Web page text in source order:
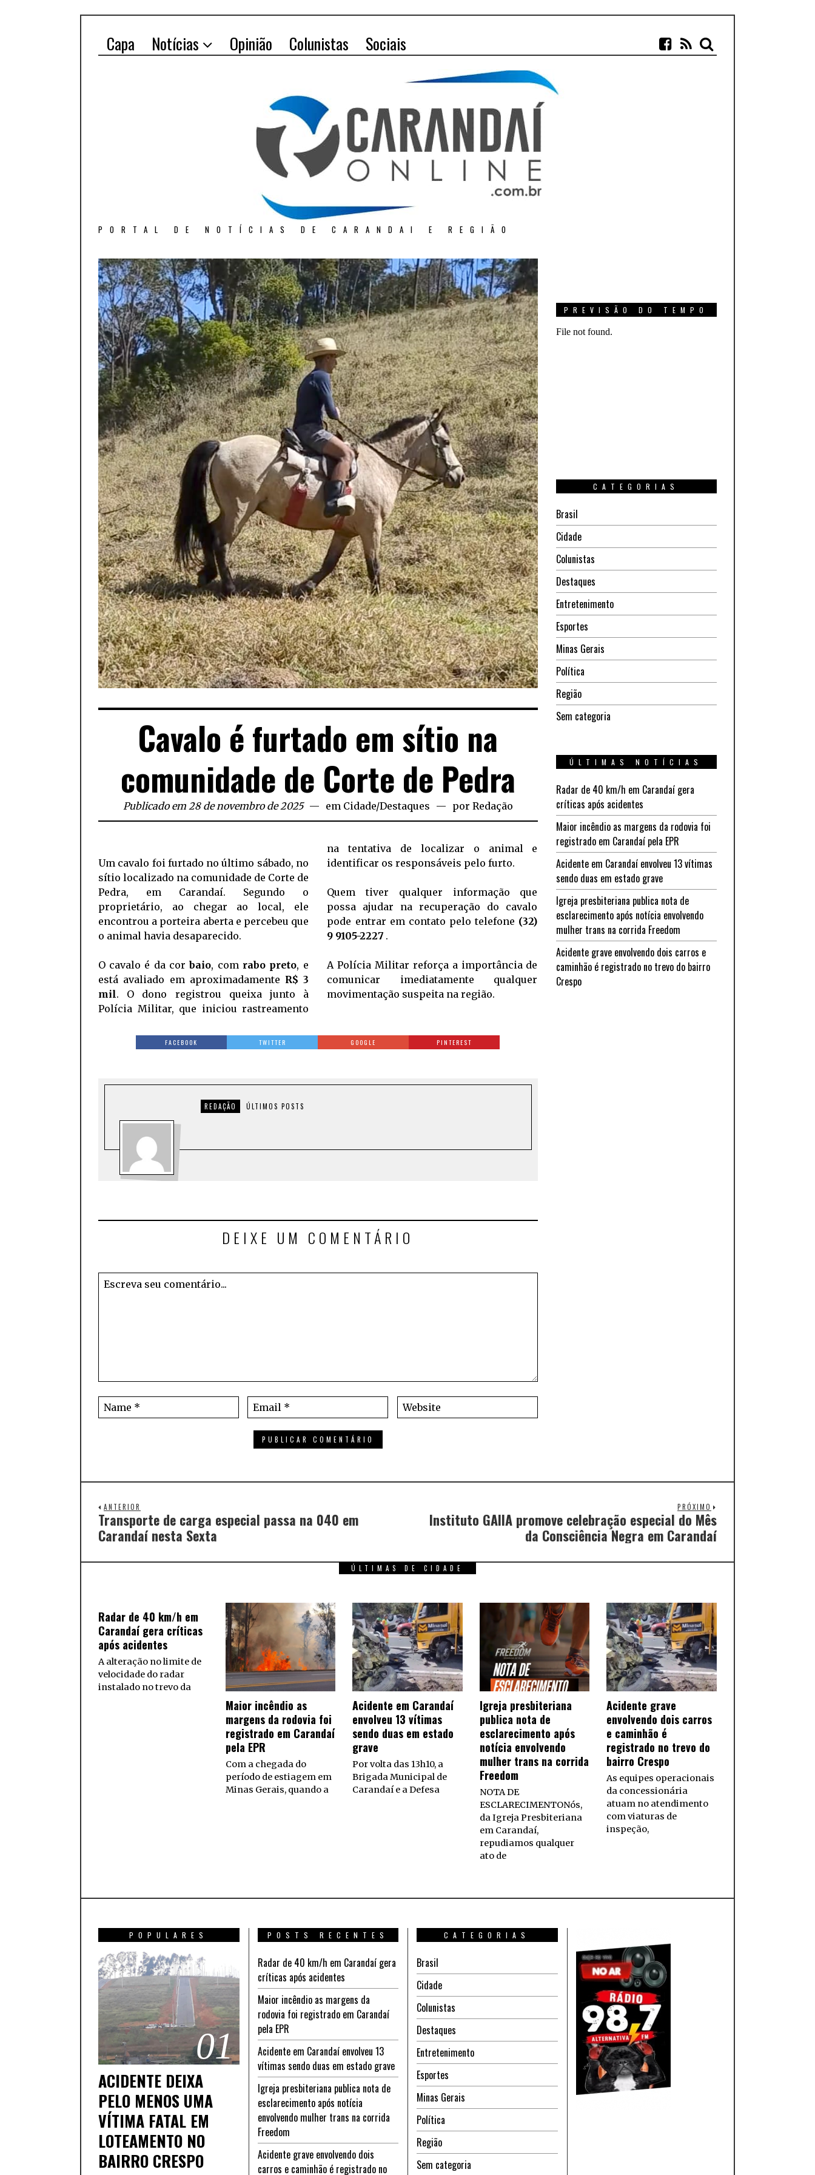
Capa Notícias Opinião Colunistas Sociais
PORTAL DE NOTÍCIAS DE CARANDAI E REGIÃO
Cavalo é furtado em sítio na
comunidade de Corte de Pedra
Publicado em 28 de novembro de 2025 em Cidade/Destaques por Redação
Um cavalo foi furtado no último sábado, no
sítio localizado na comunidade de Corte de
Pedra, em Carandaí. Segundo o
proprietário, ao chegar ao local, ele
encontrou a porteira aberta e percebeu que
o animal havia desaparecido.
O cavalo é da corbaio, com rabo preto, e
está avaliado em aproximadamente R$ 3
mil. O dono registrou queixa junto à
Polícia Militar, que iniciou rastreamento
na tentativa de localizar o animal e
identificar os responsáveis pelo furto.
Quem tiver qualquer informação que
possa ajudar na recuperação do cavalo
pode entrar em contato pelo telefone (32)
9 9105-2227 .
A Polícia Militar reforça a importância de
comunicar imediatamente qualquer
movimentação suspeita na região.
FACEBOOK TWITTER GOOGLE PINTEREST
REDAÇÃO ÚLTIMOS POSTS
DEIXE UM COMENTÁRIO
PREVISÃO DO TEMPO
CATEGORIAS
Brasil
Cidade
Colunistas
Destaques
Entretenimento
Esportes
Minas Gerais
Política
Região
Sem categoria
ÚLTIMAS NOTÍCIAS
Radar de 40 km/h em Carandaí gera
críticas após acidentes
Maior incêndio as margens da rodovia foi
registrado em Carandaí pela EPR
Acidente em Carandaí envolveu 13 vítimas
sendo duas em estado grave
Igreja presbiteriana publica nota de
esclarecimento após notícia envolvendo
mulher trans na corrida Freedom
Acidente grave envolvendo dois carros e
caminhão é registrado no trevo do bairro
Crespo
ANTERIOR
Transporte de carga especial passa na 040 em
Carandaí nesta Sexta
PRÓXIMO
Instituto GAIIA promove celebração especial do Mês
da Consciência Negra em Carandaí
ÚLTIMAS DE CIDADE
Radar de 40 km/h em
Carandaí gera críticas
após acidentes
A alteração no limite de
velocidade do radar
instalado no trevo da
Maior incêndio as
margens da rodovia foi
registrado em Carandaí
pela EPR
Com a chegada do
período de estiagem em
Minas Gerais, quando a
Acidente em Carandaí
envolveu 13 vítimas
sendo duas em estado
grave
Por volta das 13h10, a
Brigada Municipal de
Carandaí e a Defesa
Igreja presbiteriana
publica nota de
esclarecimento após
notícia envolvendo
mulher trans na corrida
Freedom
NOTA DE
ESCLARECIMENTONós,
da Igreja Presbiteriana
em Carandaí,
repudiamos qualquer
ato de
Acidente grave
envolvendo dois carros
e caminhão é
registrado no trevo do
bairro Crespo
As equipes operacionais
da concessionária
atuam no atendimento
com viaturas de
inspeção,
POPULARES
01
ACIDENTE DEIXA
PELO MENOS UMA
VÍTIMA FATAL EM
LOTEAMENTO NO
BAIRRO CRESPO
POSTS RECENTES
Radar de 40 km/h em Carandaí gera
críticas após acidentes
Maior incêndio as margens da
rodovia foi registrado em Carandaí
pela EPR
Acidente em Carandaí envolveu 13
vítimas sendo duas em estado grave
Igreja presbiteriana publica nota de
esclarecimento após notícia
envolvendo mulher trans na corrida
Freedom
Acidente grave envolvendo dois
carros e caminhão é registrado no
CATEGORIAS
Brasil
Cidade
Colunistas
Destaques
Entretenimento
Esportes
Minas Gerais
Política
Região
Sem categoria